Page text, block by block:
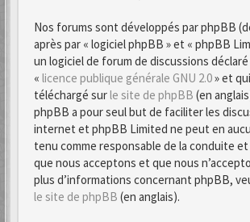
Nos forums sont développés par phpBB
après par « logiciel phpBB » et « phpBB
un logiciel de forum de discussions déclaré
« licence publique générale GNU 2.0» et
téléchargé surle site de phpBB (en
phpBB a pour seul but de faciliter les
internet et phpBB Limited ne peut en
tenu comme responsable de la conduite
que nous acceptons et que nous
plus d’informations concernant phpBB,
le site de phpBB (en anglais).